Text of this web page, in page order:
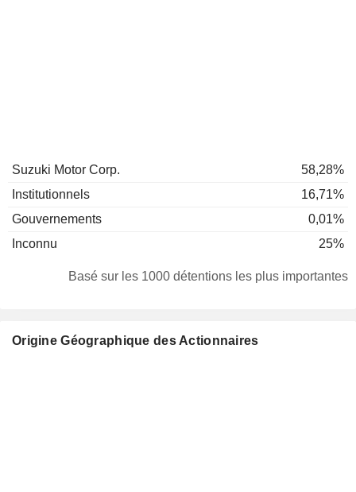
Suzuki Motor Corp.
58,28%
Institutionnels
16,71%
Gouvernements
0,01%
Inconnu
25%
Basé sur les 1000 détentions les plus importantes
Origine Géographique des Actionnaires